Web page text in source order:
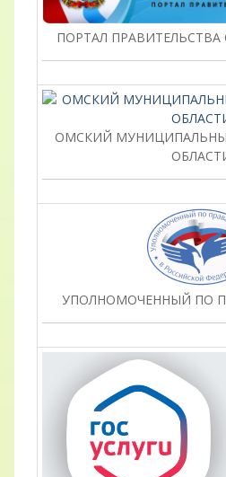
ПОРТАЛ
ОМСКИЙ
УПОЛНОМОЧЕННЫЙ ПО